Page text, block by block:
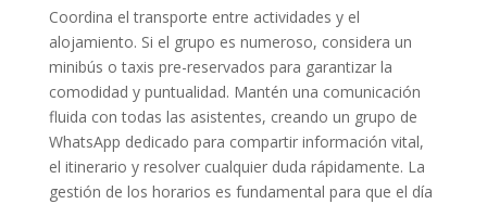
Coordina el transporte entre actividades y el
alojamiento. Si el grupo es numeroso, considera un
minibús o taxis pre-reservados para garantizar la
comodidad y puntualidad. Mantén una comunicación
fluida con todas las asistentes, creando un grupo de
WhatsApp dedicado para compartir información vital,
el itinerario y resolver cualquier duda rápidamente. La
gestión de los horarios es fundamental para que el día